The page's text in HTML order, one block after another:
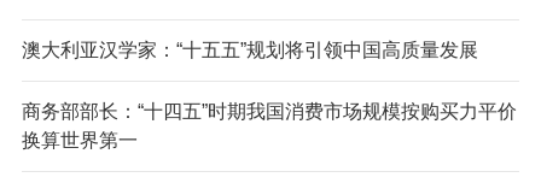
澳大利亚汉学家：“十五五”规划将引领中国高质量发展
商务部部长：“十四五”时期我国消费市场规模按购买力平价
换算世界第一